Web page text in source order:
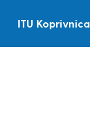
ITU Koprivnica